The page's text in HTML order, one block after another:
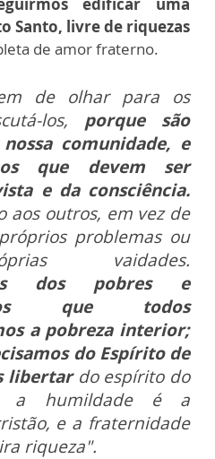
Santo, livre de riquezas
de amor fraterno.
de olhar para os
los, porque são
comunidade, e
que devem ser
e da consciência.
aos outros, em vez de
problemas ou
vaidades.
dos pobres e
que todos
a pobreza interior;
do Espírito de
libertardo espírito do
a humildade é a
e a fraternidade
riqueza".